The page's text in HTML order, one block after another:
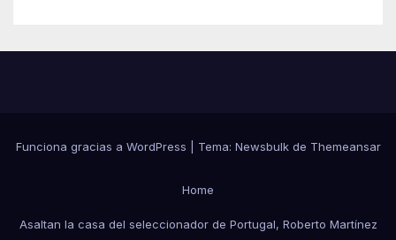
Funciona gracias a WordPress Tema: Newsbulkde Themeansar
Home
Asaltan la casa del seleccionador de Portugal, Roberto Martínez